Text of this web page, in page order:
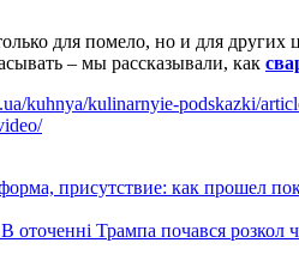
для помело, но и для других
– мы рассказывали, как
kuhnya/kulinarnyie-podskazki/
присутствие: как прошел
оточенні Трампа почався розкол